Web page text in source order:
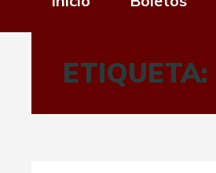
ETIQUETA: